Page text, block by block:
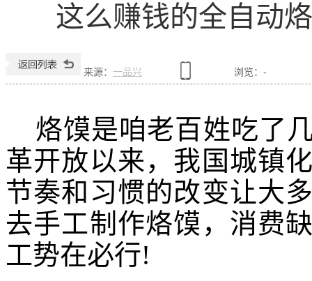
这么赚钱的全自动
来源： 一品兴 浏览： -
烙馍是咱老百姓吃了
革开放以来，我国城镇
节奏和习惯的改变让大
去手工制作烙馍，消费
工势在必行!